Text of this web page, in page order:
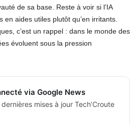
de sa base. Reste à voir si l’IA
en aides utiles plutôt qu’en irritants.
c’est un rappel : dans le monde des
évoluent sous la pression
via Google News
mises à jour Tech’Croute